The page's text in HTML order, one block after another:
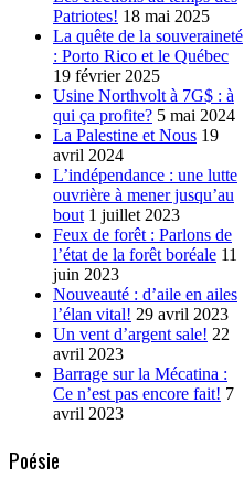
Patriotes! 18 mai 2025
La quête de la souveraineté
: Porto Rico et le Québec
19 février 2025
Usine Northvolt à 7G$ : à
qui ça profite? 5 mai 2024
La Palestine et Nous 19
avril 2024
L’indépendance : une lutte
ouvrière à mener jusqu’au
bout 1 juillet 2023
Feux de forêt : Parlons de
l’état de la forêt boréale 11
juin 2023
Nouveauté : d’aile en ailes
l’élan vital! 29 avril 2023
Un vent d’argent sale! 22
avril 2023
Barrage sur la Mécatina :
Ce n’est pas encore fait! 7
avril 2023
Poésie